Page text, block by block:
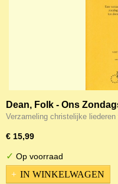
Dean, Folk - Ons
Verzameling christelijke
€ 15,99
✓ Op voorraad
IN WINKELWAGEN